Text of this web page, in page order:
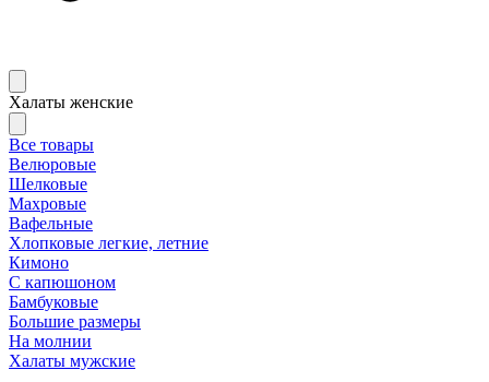
Халаты женские
Все товары
Велюровые
Шелковые
Махровые
Вафельные
Хлопковые легкие, летние
Кимоно
С капюшоном
Бамбуковые
Большие размеры
На молнии
Халаты мужские